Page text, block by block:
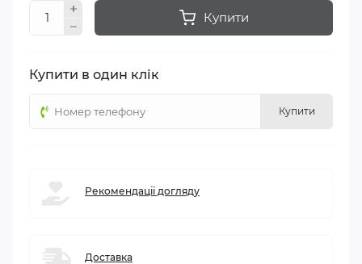
Купити
Купити в один клік
Купити
Рекомендації догляду
Доставка